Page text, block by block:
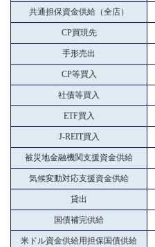
共通担保資金供給（全店）
CP買現先
手形売出
CP等買入
社債等買入
ETF買入
J-REIT買入
被災地金融機関支援資金供給
気候変動対応支援資金供給
貸出
国債補完供給
米ドル資金供給用担保国債供給